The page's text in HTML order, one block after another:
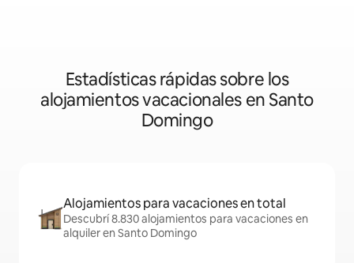
Estadísticas rápidas sobre los
alojamientos vacacionales en Santo
Domingo
Alojamientos para vacaciones en total
Descubrí 8.830 alojamientos para vacaciones en
alquiler en Santo Domingo